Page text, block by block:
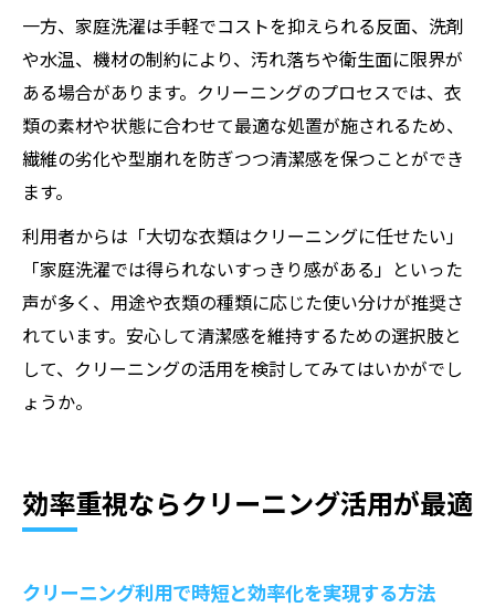
一方、家庭洗濯は手軽でコストを抑えられる反面、洗剤
や水温、機材の制約により、汚れ落ちや衛生面に限界が
ある場合があります。クリーニングのプロセスでは、衣
類の素材や状態に合わせて最適な処置が施されるため、
繊維の劣化や型崩れを防ぎつつ清潔感を保つことができ
ます。
利用者からは「大切な衣類はクリーニングに任せたい」
「家庭洗濯では得られないすっきり感がある」といった
声が多く、用途や衣類の種類に応じた使い分けが推奨さ
れています。安心して清潔感を維持するための選択肢と
して、クリーニングの活用を検討してみてはいかがでし
ょうか。
効率重視ならクリーニング活用が最適
クリーニング利用で時短と効率化を実現する方法